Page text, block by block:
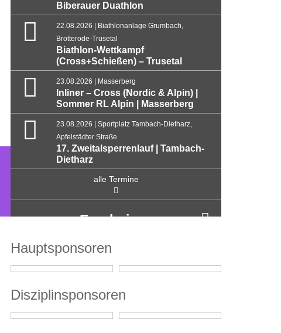
Biberauer Duathlon
22.08.2026 | Biathlonanlage Grumbach,
Brotterode-Trusetal
Biathlon-Wettkampf
(Cross+Schießen) – Trusetal
23.08.2026 | Masserberg
Inliner – Cross (Nordic & Alpin) |
Sommer RL Alpin | Masserberg
23.08.2026 | Sportplatz Tambach-Dietharz,
Apfelstädter Straße
17. Zweitalsperrenlauf | Tambach-
Dietharz
alle Termine
Ergebnisse
Hauptsponsoren
Disziplinsponsoren